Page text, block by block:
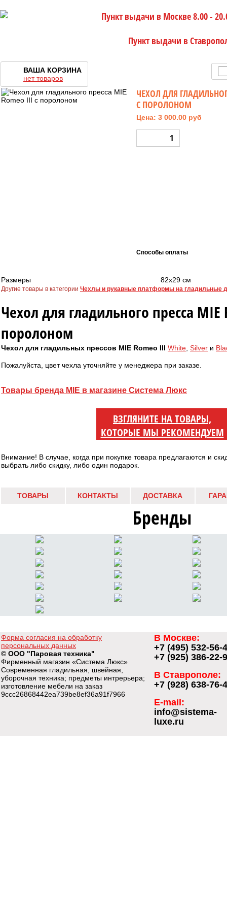
Пункт выдачи в Москве 8.00 -
Пункт выдачи в
ВАША КОРЗИНА
нет товаров
ЧЕХОЛ ДЛЯ
С ПОРОЛОНОМ
Цена: 3 000.00 руб
Способы оплаты
Размеры 82х29 см
Другие товары в категории Чехлы и рукавные платформы на гладильные
Чехол для гладильного пресса MIE
поролоном
Чехол для гладильных прессов MIE Romeo III White Silver и
Пожалуйста, цвет чехла уточняйте у менеджера при заказе.
Товары бренда MIE в магазине Система Люкс
ВЗГЛЯНИТЕ НА ТОВАРЫ,
КОТОРЫЕ МЫ РЕКОМЕНДУЕМ
Внимание! В случае, когда при покупке товара предлагаются и
выбрать либо скидку, либо один подарок.
ТОВАРЫ КОНТАКТЫ ДОСТАВКА
Бренды
Форма согласия на обработку
персональных данных
© ООО "Паровая техника"
Фирменный магазин «Система Люкс»
Современная гладильная, швейная,
уборочная техника; предметы интрерьера;
изготовление мебели на заказ
9ccc26868442ea739be8ef36a91f7966
В Москве:
+7 (495) 532-56-
+7 (925) 386-22-
В Ставрополе:
+7 (928) 638-76-
E-mail:
info@sistema-
luxe.ru